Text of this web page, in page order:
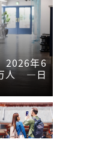
2026年6
人 ―日